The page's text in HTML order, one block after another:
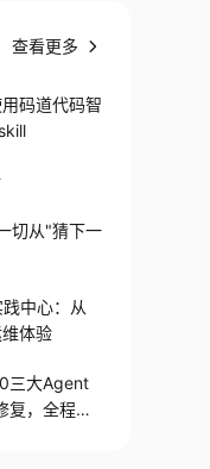
查看更多
码道代码智
切从"猜下一
中心：从
维体验
三大Agent
，全程不